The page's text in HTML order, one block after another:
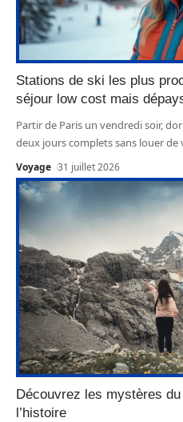
Stations de ski les plus
séjour low cost mais
Partir de Paris un vendredi soir,
deux jours complets sans louer
Voyage 31 juillet 2026
Découvrez les mystères
l’histoire